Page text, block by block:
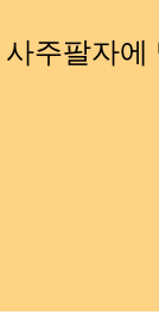
주팔자